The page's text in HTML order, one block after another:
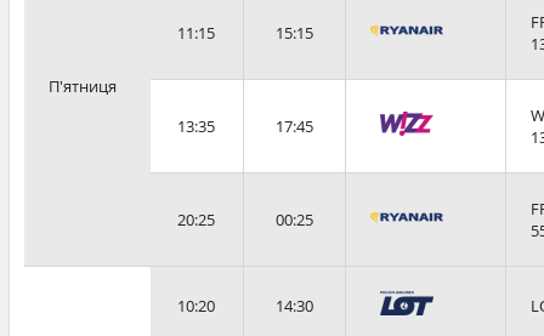
П'ятниця
11:15 15:15
13:35 17:45
20:25 00:25
10:20 14:30